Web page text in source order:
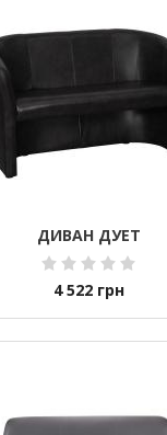
ДИВАН ДУЕТ
4 522 грн